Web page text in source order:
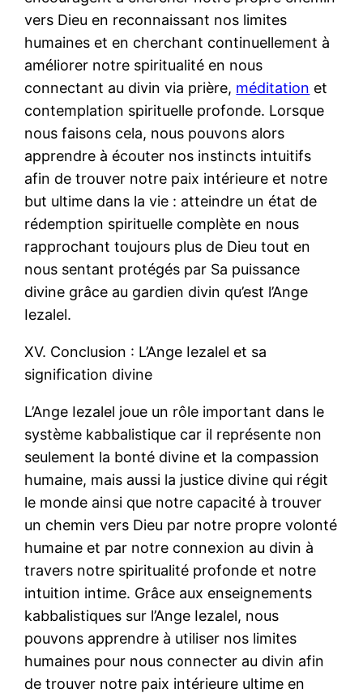
vers Dieu en reconnaissant nos limites
humaines et en cherchant continuellement à
améliorer notre spiritualité en nous
connectant au divin via prière, méditation et
contemplation spirituelle profonde. Lorsque
nous faisons cela, nous pouvons alors
apprendre à écouter nos instincts intuitifs
afin de trouver notre paix intérieure et notre
but ultime dans la vie : atteindre un état de
rédemption spirituelle complète en nous
rapprochant toujours plus de Dieu tout en
nous sentant protégés par Sa puissance
divine grâce au gardien divin qu’est l’Ange
Iezalel.
XV. Conclusion : L’Ange Iezalel et sa
signification divine
L’Ange Iezalel joue un rôle important dans le
système kabbalistique car il représente non
seulement la bonté divine et la compassion
humaine, mais aussi la justice divine qui régit
le monde ainsi que notre capacité à trouver
un chemin vers Dieu par notre propre volonté
humaine et par notre connexion au divin à
travers notre spiritualité profonde et notre
intuition intime. Grâce aux enseignements
kabbalistiques sur l’Ange Iezalel, nous
pouvons apprendre à utiliser nos limites
humaines pour nous connecter au divin afin
de trouver notre paix intérieure ultime en